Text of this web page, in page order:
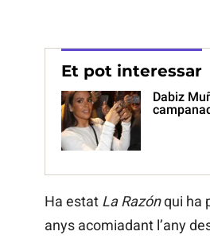
Et pot interessar
Dabiz
Ha estat La Razónqui ha
anys acomiadant l’any